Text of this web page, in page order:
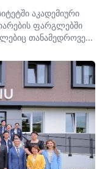
აკადემიური
ფარგლებში
თანამედროვე...